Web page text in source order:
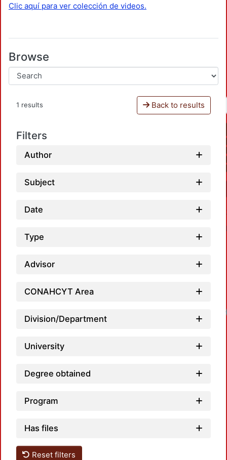
Clic aquí para ver colección de videos.
Browse
1 results Back to results
Filters
Author
Subject
Date
Type
Advisor
CONAHCYT Area
Division/Department
University
Degree obtained
Program
Has files
Reset filters